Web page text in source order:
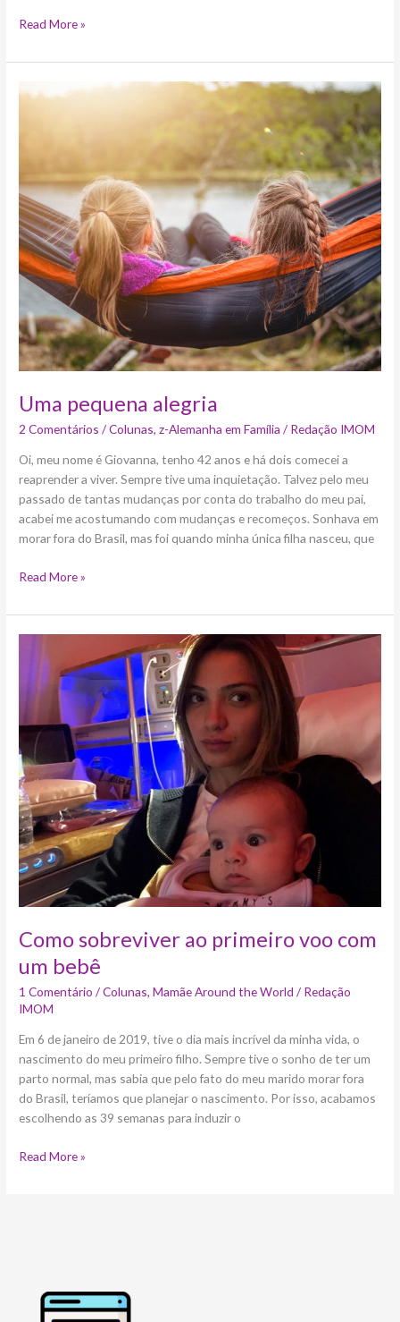
Read More »
Uma pequena alegria
2 Comentários /Colunas,z-Alemanha em Família / Redação IMOM
Oi, meu nome é Giovanna, tenho 42 anos e há dois comecei a
reaprender a viver. Sempre tive uma inquietação. Talvez pelo meu
passado de tantas mudanças por conta do trabalho do meu pai,
acabei me acostumando com mudanças e recomeços. Sonhava em
morar fora do Brasil, mas foi quando minha única filha nasceu, que
Uma
Read More »
Como sobreviver ao primeiro voo com
um bebê
1 Comentário /Colunas,Mamãe Around the World / Redação
IMOM
Em 6 de janeiro de 2019, tive o dia mais incrível da minha vida, o
nascimento do meu primeiro filho. Sempre tive o sonho de ter um
parto normal, mas sabia que pelo fato do meu marido morar fora
do Brasil, teríamos que planejar o nascimento. Por isso, acabamos
escolhendo as 39 semanas para induzir o
sobreviver
primeiro
voo
com
um
bebê
Read More »